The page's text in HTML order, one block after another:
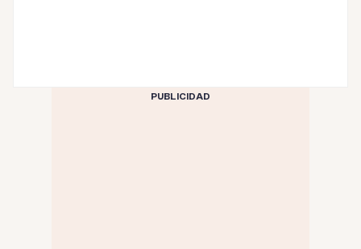
PUBLICIDAD